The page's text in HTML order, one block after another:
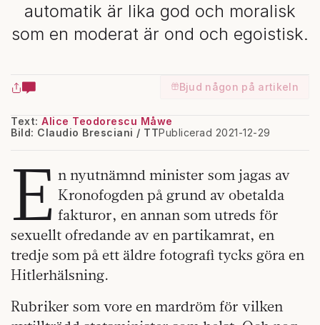
automatik är lika god och moralisk
som en moderat är ond och egoistisk.
Bjud någon på artikeln
Text: Alice Teodorescu Måwe
Publicerad 2021-12-29
Bild: Claudio Bresciani / TT
E n nyutnämnd minister som jagas av
Kronofogden på grund av obetalda
fakturor, en annan som utreds för
sexuellt ofredande av en partikamrat, en
tredje som på ett äldre fotografi tycks göra en
Hitlerhälsning.
Rubriker som vore en mardröm för vilken